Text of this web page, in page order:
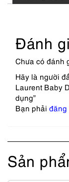
Đánh
Chưa có đánh
Hãy là người
Laurent Baby
dụng”
Bạn phải đăng
Sản